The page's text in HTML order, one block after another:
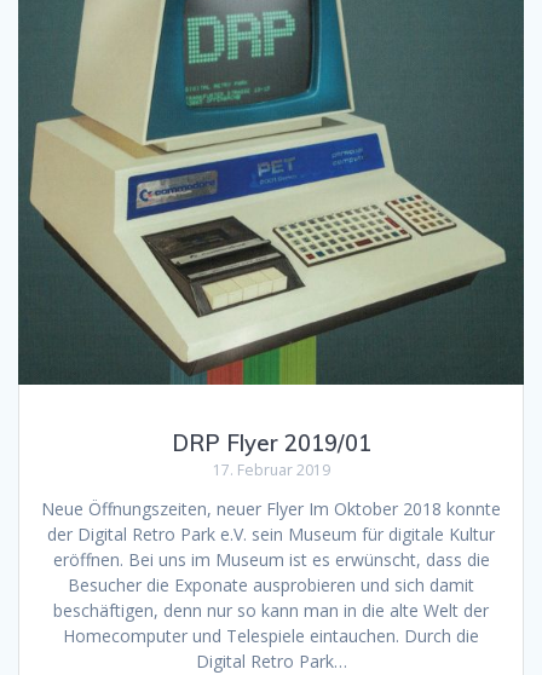
DRP Flyer 2019/01
17. Februar 2019
Neue Öffnungszeiten, neuer Flyer Im Oktober 2018 konnte
der Digital Retro Park e.V. sein Museum für digitale Kultur
eröffnen. Bei uns im Museum ist es erwünscht, dass die
Besucher die Exponate ausprobieren und sich damit
beschäftigen, denn nur so kann man in die alte Welt der
Homecomputer und Telespiele eintauchen. Durch die
Digital Retro Park…